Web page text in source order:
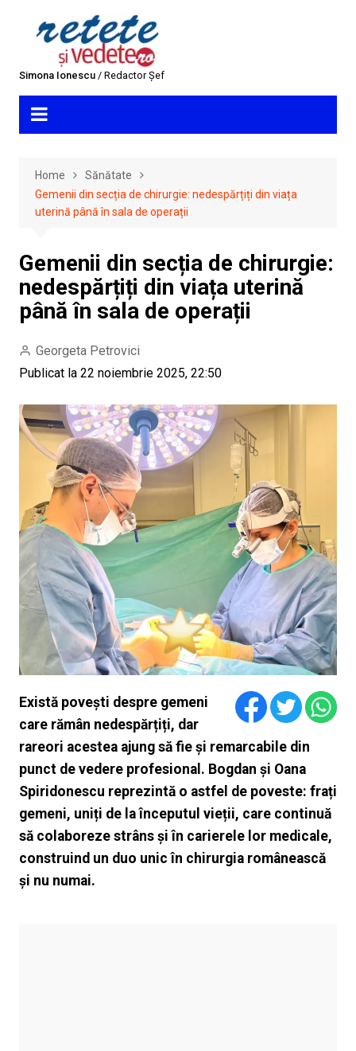
Simona Ionescu/ Redactor Șef
Home
Sănătate
Gemenii din secția de chirurgie: nedespărțiți din viața
uterină până în sala de operații
Gemenii din secția de chirurgie:
nedespărțiți din viața uterină
până în sala de operații
Georgeta Petrovici
Publicat la 22 noiembrie 2025, 22:50
Există povești despre gemeni
care rămân nedespărțiți, dar
rareori acestea ajung să fie și remarcabile din
punct de vedere profesional. Bogdan și Oana
Spiridonescu reprezintă o astfel de poveste: frați
gemeni, uniți de la începutul vieții, care continuă
să colaboreze strâns și în carierele lor medicale,
construind un duo unic în chirurgia românească
și nu numai.